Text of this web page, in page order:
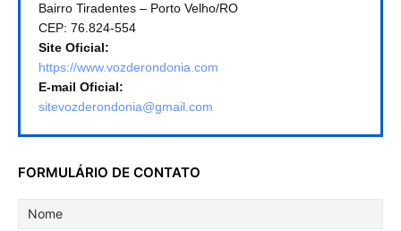
Bairro Tiradentes – Porto Velho/RO
CEP: 76.824-554
Site Oficial:
https://www.vozderondonia.com
E-mail Oficial:
sitevozderondonia@gmail.com
FORMULÁRIO DE CONTATO